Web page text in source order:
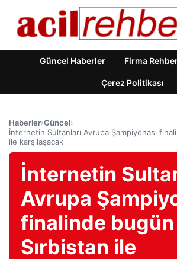
Güncel Haberler Firma
Çerez Politikası
Haberler›Güncel›
İnternetin Sultanları Avrupa Şampiyonası
ile karşılaşacak
İnternetin
Avrupa
finalinde bugün
Sırbistan ile